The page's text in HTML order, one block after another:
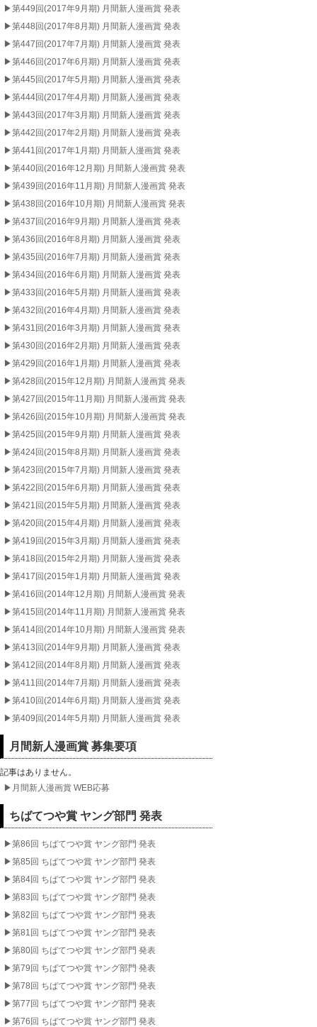
▶︎第449回(2017年9月期) 月間新人漫画賞 発表
▶︎第448回(2017年8月期) 月間新人漫画賞 発表
▶︎第447回(2017年7月期) 月間新人漫画賞 発表
▶︎第446回(2017年6月期) 月間新人漫画賞 発表
▶︎第445回(2017年5月期) 月間新人漫画賞 発表
▶︎第444回(2017年4月期) 月間新人漫画賞 発表
▶︎第443回(2017年3月期) 月間新人漫画賞 発表
▶︎第442回(2017年2月期) 月間新人漫画賞 発表
▶︎第441回(2017年1月期) 月間新人漫画賞 発表
▶︎第440回(2016年12月期) 月間新人漫画賞 発表
▶︎第439回(2016年11月期) 月間新人漫画賞 発表
▶︎第438回(2016年10月期) 月間新人漫画賞 発表
▶︎第437回(2016年9月期) 月間新人漫画賞 発表
▶︎第436回(2016年8月期) 月間新人漫画賞 発表
▶︎第435回(2016年7月期) 月間新人漫画賞 発表
▶︎第434回(2016年6月期) 月間新人漫画賞 発表
▶︎第433回(2016年5月期) 月間新人漫画賞 発表
▶︎第432回(2016年4月期) 月間新人漫画賞 発表
▶︎第431回(2016年3月期) 月間新人漫画賞 発表
▶︎第430回(2016年2月期) 月間新人漫画賞 発表
▶︎第429回(2016年1月期) 月間新人漫画賞 発表
▶︎第428回(2015年12月期) 月間新人漫画賞 発表
▶︎第427回(2015年11月期) 月間新人漫画賞 発表
▶︎第426回(2015年10月期) 月間新人漫画賞 発表
▶︎第425回(2015年9月期) 月間新人漫画賞 発表
▶︎第424回(2015年8月期) 月間新人漫画賞 発表
▶︎第423回(2015年7月期) 月間新人漫画賞 発表
▶︎第422回(2015年6月期) 月間新人漫画賞 発表
▶︎第421回(2015年5月期) 月間新人漫画賞 発表
▶︎第420回(2015年4月期) 月間新人漫画賞 発表
▶︎第419回(2015年3月期) 月間新人漫画賞 発表
▶︎第418回(2015年2月期) 月間新人漫画賞 発表
▶︎第417回(2015年1月期) 月間新人漫画賞 発表
▶︎第416回(2014年12月期) 月間新人漫画賞 発表
▶︎第415回(2014年11月期) 月間新人漫画賞 発表
▶︎第414回(2014年10月期) 月間新人漫画賞 発表
▶︎第413回(2014年9月期) 月間新人漫画賞 発表
▶︎第412回(2014年8月期) 月間新人漫画賞 発表
▶︎第411回(2014年7月期) 月間新人漫画賞 発表
▶︎第410回(2014年6月期) 月間新人漫画賞 発表
▶︎第409回(2014年5月期) 月間新人漫画賞 発表
月間新人漫画賞 募集要項
記事はありません。
▶︎月間新人漫画賞 WEB応募
ちばてつや賞 ヤング部門 発表
▶︎第86回 ちばてつや賞 ヤング部門 発表
▶︎第85回 ちばてつや賞 ヤング部門 発表
▶︎第84回 ちばてつや賞 ヤング部門 発表
▶︎第83回 ちばてつや賞 ヤング部門 発表
▶︎第82回 ちばてつや賞 ヤング部門 発表
▶︎第81回 ちばてつや賞 ヤング部門 発表
▶︎第80回 ちばてつや賞 ヤング部門 発表
▶︎第79回 ちばてつや賞 ヤング部門 発表
▶︎第78回 ちばてつや賞 ヤング部門 発表
▶︎第77回 ちばてつや賞 ヤング部門 発表
▶︎第76回 ちばてつや賞 ヤング部門 発表